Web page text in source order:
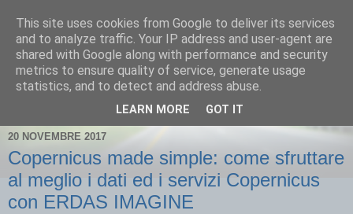
20 NOVEMBRE 2017
Copernicus made simple: come sfruttare
al meglio i dati ed i servizi Copernicus
con ERDAS IMAGINE
This site uses cookies from Google to deliver its services
and to analyze traffic. Your IP address and user-agent are
shared with Google along with performance and security
metrics to ensure quality of service, generate usage
statistics, and to detect and address abuse.
LEARN MORE GOT IT